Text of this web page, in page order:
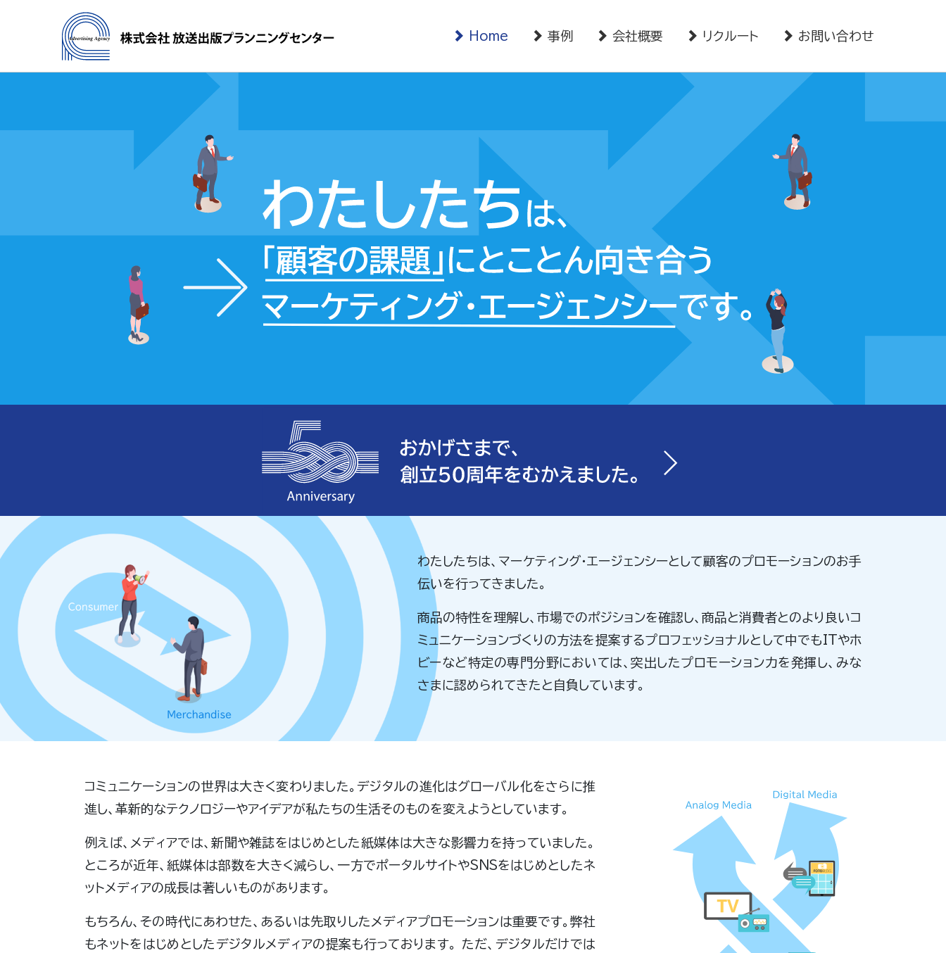
Home 事例 会社概要 リクルート お問い合わせ
わたしたちは、マーケティング・エージェンシーとして顧客のプロモーションのお手
伝いを行ってきました。
商品の特性を理解し、市場でのポジションを確認し、商品と消費者とのより良いコ
ミュニケーションづくりの方法を提案するプロフェッショナルとして中でもITやホ
ビーなど特定の専門分野においては、突出したプロモーション力を発揮し、みな
さまに認められてきたと自負しています。
コミュニケーションの世界は大きく変わりました。デジタルの進化はグローバル化をさらに推
進し、革新的なテクノロジーやアイデアが私たちの生活そのものを変えようとしています。
例えば、メディアでは、新聞や雑誌をはじめとした紙媒体は大きな影響力を持っていました。
ところが近年、紙媒体は部数を大きく減らし、一方でポータルサイトやSNSをはじめとしたネ
ットメディアの成長は著しいものがあります。
もちろん、その時代にあわせた、あるいは先取りしたメディアプロモーションは重要です。弊社
もネットをはじめとしたデジタルメディアの提案も行っております。 ただ、デジタルだけでは